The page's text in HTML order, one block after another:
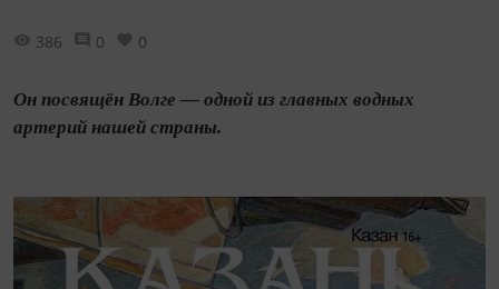
386 0 0
Он посвящён Волге — одной из главных водных
артерий нашей страны.